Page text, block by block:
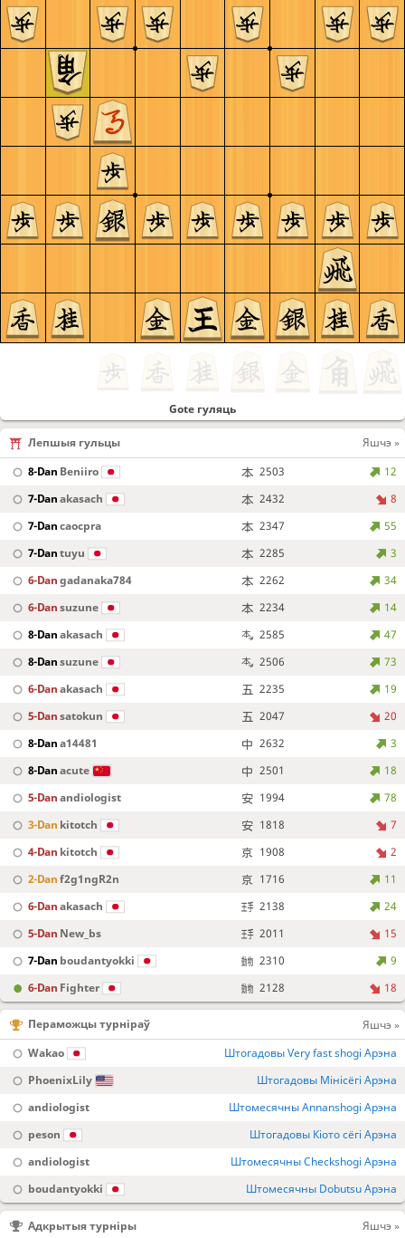
Gote гуляць
Лепшыя гульцы
Яшчэ »
8-Dan Beniiro 2503
12
7-Danakasach 2432
8
7-Dancaocpra 2347
55
7-Dantuyu 2285
3
6-Dangadanaka784 2262
34
6-Dansuzune 2234
14
8-Danakasach 2585
47
8-Dansuzune 2506
73
6-Danakasach 2235
19
5-Dansatokun 2047
20
8-Dana14481 2632
3
8-Danacute 2501
18
5-Danandiologist 1994
78
3-Dan kitotch 1818
7
4-Dan kitotch 1908
2
2-Danf2g1ngR2n 1716
11
6-Danakasach 2138
24
5-Dan New_bs 2011
15
7-Dan boudantyokki 2310
9
6-Dan Fighter 2128 18
Пераможцы турніраў
Яшчэ »
Wakao
Штогадовы Very fast shogi Арэна
PhoenixLily
Штогадовы Мінісёгі Арэна
andiologist
Штомесячны Annanshogi Арэна
peson
Штогадовы Кіото сёгі Арэна
andiologist
Штомесячны Checkshogi Арэна
boudantyokki
Штомесячны Dobutsu Арэна
Адкрытыя турніры
Яшчэ »